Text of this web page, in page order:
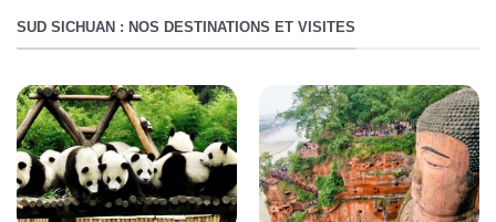
SUD SICHUAN : NOS DESTINATIONS ET VISITES